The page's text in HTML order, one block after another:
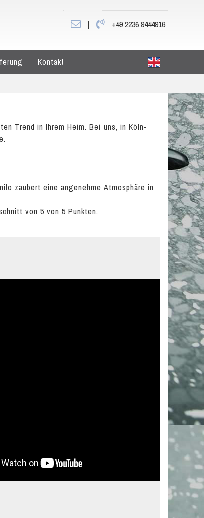
| +49 2236 9444916
Kontakt
Trend in Ihrem Heim. Bei uns, in Köln-
zaubert eine angenehme Atmosphäre in
von 5 von 5 Punkten.